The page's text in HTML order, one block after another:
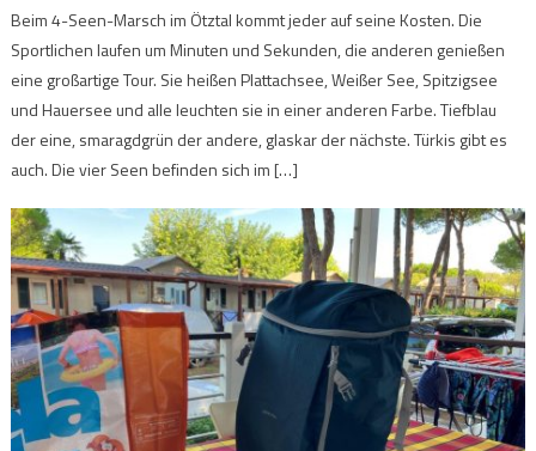
Beim 4-Seen-Marsch im Ötztal kommt jeder auf seine Kosten. Die
Sportlichen laufen um Minuten und Sekunden, die anderen genießen
eine großartige Tour. Sie heißen Plattachsee, Weißer See, Spitzigsee
und Hauersee und alle leuchten sie in einer anderen Farbe. Tiefblau
der eine, smaragdgrün der andere, glaskar der nächste. Türkis gibt es
auch. Die vier Seen befinden sich im […]